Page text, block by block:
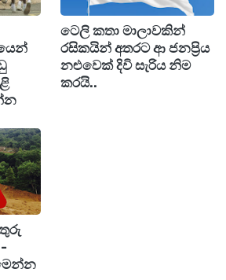
සඳහන් කළේ මැදපෙරදිග
උද්ගතව ඇති ගෝලීය ආර්ථික
ජනතාවට සහන සැලසීම
මැදිහත්වීම මත මෙම
කිරීමට තීරණය කර ඇති බවයි.
ටෙලි කතා මාලාවකින්
රසිකයින් අතරට ආ ජනප්‍රිය
නළුවෙක් දිවි සැරිය නිම
කරයි..